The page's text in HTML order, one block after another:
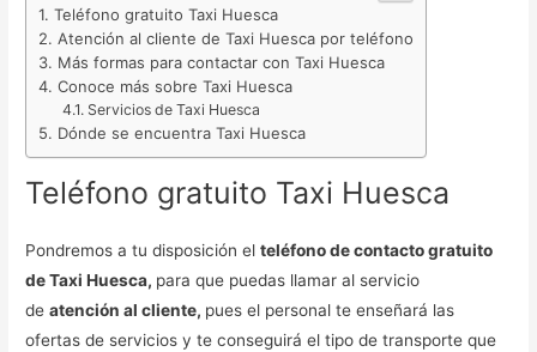
Teléfono gratuito Taxi Huesca
Atención al cliente de Taxi Huesca por teléfono
Más formas para contactar con Taxi Huesca
Conoce más sobre Taxi Huesca
Servicios de Taxi Huesca
Dónde se encuentra Taxi Huesca
Teléfono gratuito Taxi Huesca
Pondremos a tu disposición elteléfono de contacto gratuito
de Taxi Huesca, para que puedas llamar al servicio
deatención al cliente, pues el personal te enseñará las
ofertas de servicios y te conseguirá el tipo de transporte que